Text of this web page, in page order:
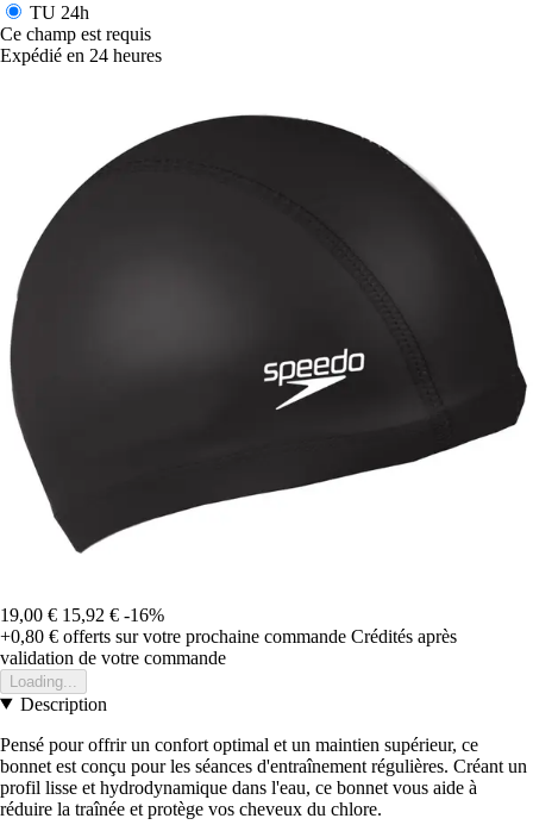
TU 24h
Ce champ est requis
Expédié en 24 heures
19,00 € 15,92 € -16%
+0,80 € offerts sur votre prochaine commande Crédités après
validation de votre commande
Loading...
Description
Pensé pour offrir un confort optimal et un maintien supérieur, ce
bonnet est conçu pour les séances d'entraînement régulières. Créant un
profil lisse et hydrodynamique dans l'eau, ce bonnet vous aide à
réduire la traînée et protège vos cheveux du chlore.